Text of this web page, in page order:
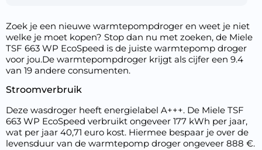
Zoek je een nieuwe warmtepompdroger en weet je niet
welke je moet kopen? Stop dan nu met zoeken, de Miele
TSF 663 WP EcoSpeed is de juiste warmtepomp droger
voor jou.De warmtepompdroger krijgt als cijfer een 9.4
van 19 andere consumenten.
Stroomverbruik
Deze wasdroger heeft energielabel A+++. De Miele TSF
663 WP EcoSpeed verbruikt ongeveer 177 kWh per jaar,
wat per jaar 40,71 euro kost. Hiermee bespaar je over de
levensduur van de warmtepomp droger ongeveer 888 €.